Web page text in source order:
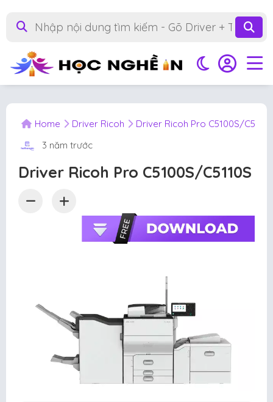
Home Driver Ricoh
Driver Ricoh Pro C5100S/C5110S
3 năm trước
Driver Ricoh Pro C5100S/C5110S